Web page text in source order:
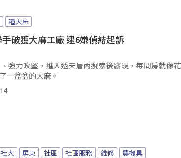
種大麻
破獲大麻工廠 逮6嫌偵結起訴
強力攻堅，進入透天厝內搜索後發現，每間房就像花
一盆盆的大麻。
大 屏東 社區 社區服務 維修 農機具